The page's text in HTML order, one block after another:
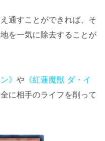
通すことができれば、そ
を一気に除去することが
》 や 《紅蓮魔獣 ダ・イ
に相手のライフを削って